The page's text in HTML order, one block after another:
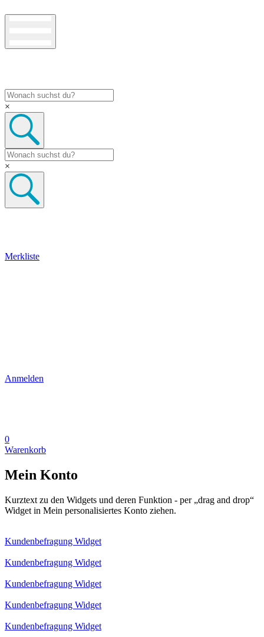
×
×
Merkliste
Anmelden
0
Warenkorb
Mein Konto
Kurztext zu den Widgets und deren Funktion - per „drag and drop“
Widget in Mein personalisiertes Konto ziehen.
Kundenbefragung Widget
Kundenbefragung Widget
Kundenbefragung Widget
Kundenbefragung Widget
Kundenbefragung Widget